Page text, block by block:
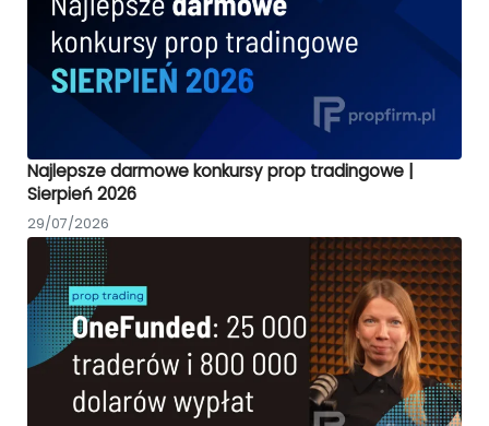
Najlepsze darmowe konkursy prop tradingowe |
Sierpień 2026
29/07/2026